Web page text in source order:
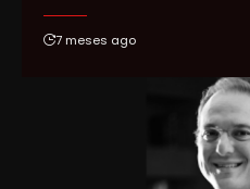
7 meses ago